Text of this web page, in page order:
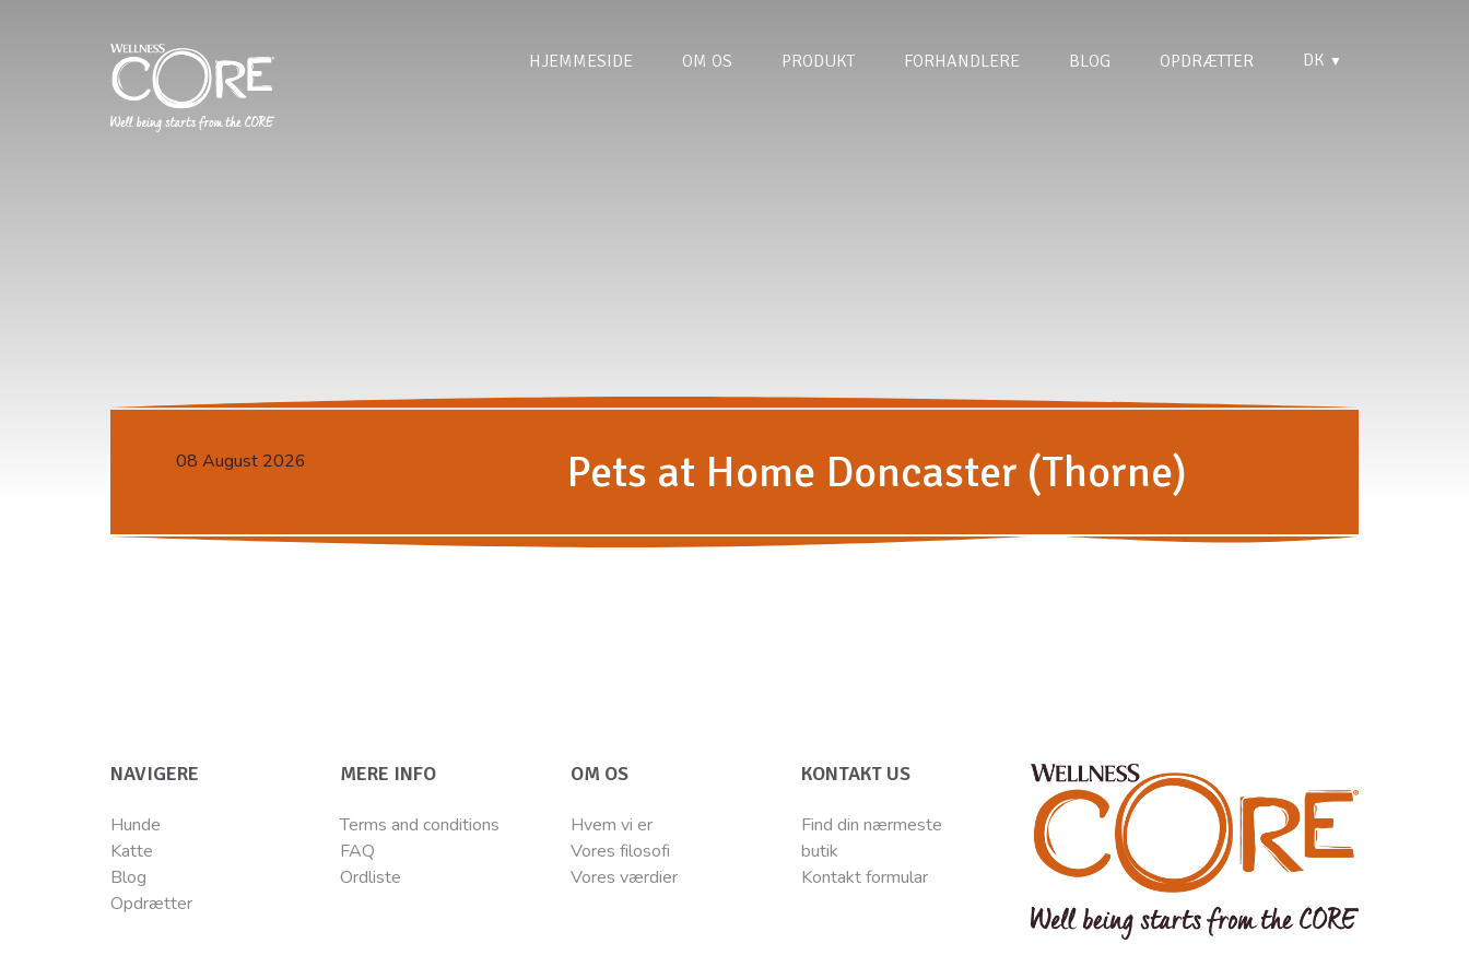
HJEMMESIDE OM OS PRODUKT FORHANDLERE BLOG OPDRÆTTER DK ▼
08 August 2026 Pets at Home Doncaster (Thorne)
NAVIGERE
Hunde
Katte
Blog
Opdrætter
MERE INFO
Terms and conditions
FAQ
Ordliste
OM OS
Hvem vi er
Vores filosofi
Vores værdier
KONTAKT US
Find din nærmeste
butik
Kontaktformular